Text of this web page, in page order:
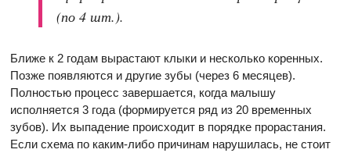
(по 4 шт.).
Ближе к 2 годам вырастают клыки и несколько коренных.
Позже появляются и другие зубы (через 6 месяцев).
Полностью процесс завершается, когда малышу
исполняется 3 года (формируется ряд из 20 временных
зубов). Их выпадение происходит в порядке прорастания.
Если схема по каким-либо причинам нарушилась, не стоит